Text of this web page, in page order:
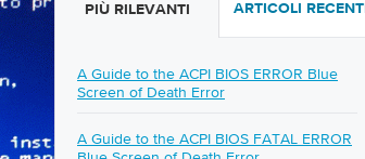
PIÙ RILEVANTI ARTICOLI RECENTI
A Guide to the ACPI BIOS ERROR Blue
Screen of Death Error
A Guide to the ACPI BIOS FATAL ERROR